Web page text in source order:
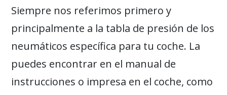
Siempre nos referimos primero y
principalmente a la tabla de presión de los
neumáticos específica para tu coche. La
puedes encontrar en el manual de
instrucciones o impresa en el coche, como